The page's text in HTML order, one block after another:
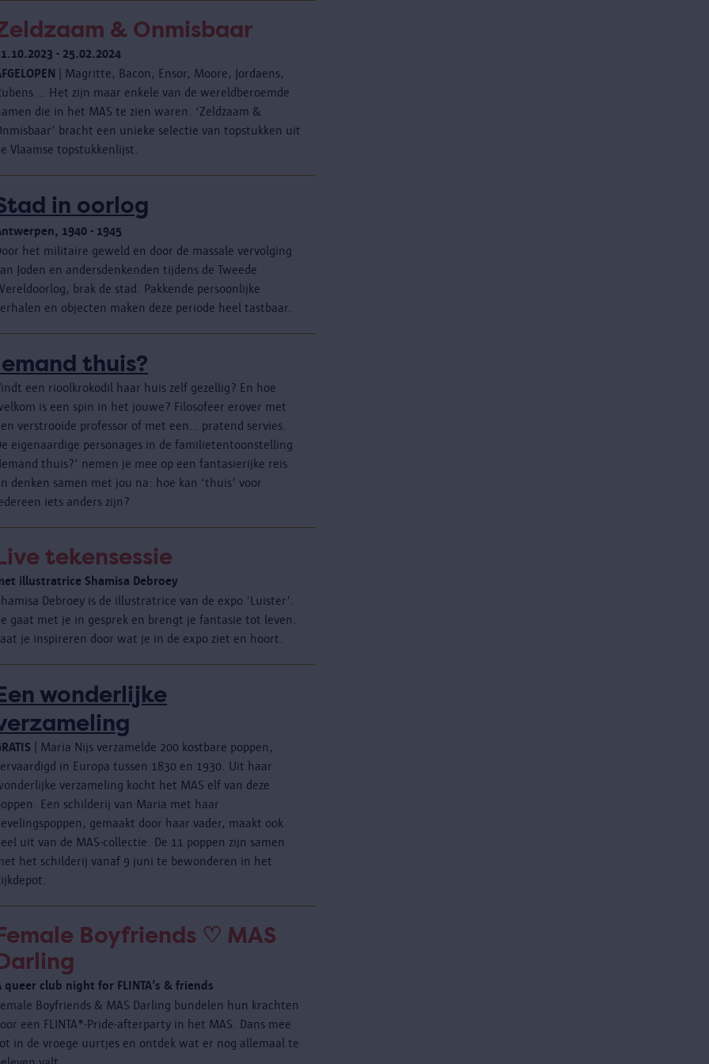
& Onmisbaar
- 25.02.2024
| Magritte, Bacon, Ensor, Moore, Jordaens,
… Het zijn maar enkele van de wereldberoemde
die in het MAS te zien waren. ‘Zeldzaam &
bracht een unieke selectie van topstukken uit
Vlaamse topstukkenlijst.
in oorlog
1940 - 1945
het militaire geweld en door de massale vervolging
Joden en andersdenkenden tijdens de Tweede
brak de stad. Pakkende persoonlijke
en objecten maken deze periode heel tastbaar.
thuis?
een rioolkrokodil haar huis zelf gezellig? En hoe
is een spin in het jouwe? Filosofeer erover met
verstrooide professor of met een… pratend servies.
eigenaardige personages in de familietentoonstelling
thuis?’ nemen je mee op een fantasierijke reis
denken samen met jou na: hoe kan ‘thuis’ voor
iets anders zijn?
tekensessie
illustratrice Shamisa Debroey
Debroey is de illustratrice van de expo 'Luister'.
gaat met je in gesprek en brengt je fantasie tot leven.
je inspireren door wat je in de expo ziet en hoort.
wonderlijke
| Maria Nijs verzamelde 200 kostbare poppen,
in Europa tussen 1830 en 1930. Uit haar
verzameling kocht het MAS elf van deze
Een schilderij van Maria met haar
gemaakt door haar vader, maakt ook
uit van de MAS-collectie. De 11 poppen zijn samen
het schilderij vanaf 9 juni te bewonderen in het
Boyfriends ♡ MAS
queer club night for FLINTA’s & friends
Boyfriends & MAS Darling bundelen hun krachten
een FLINTA*-Pride-afterparty in het MAS. Dans mee
in de vroege uurtjes en ontdek wat er nog allemaal te